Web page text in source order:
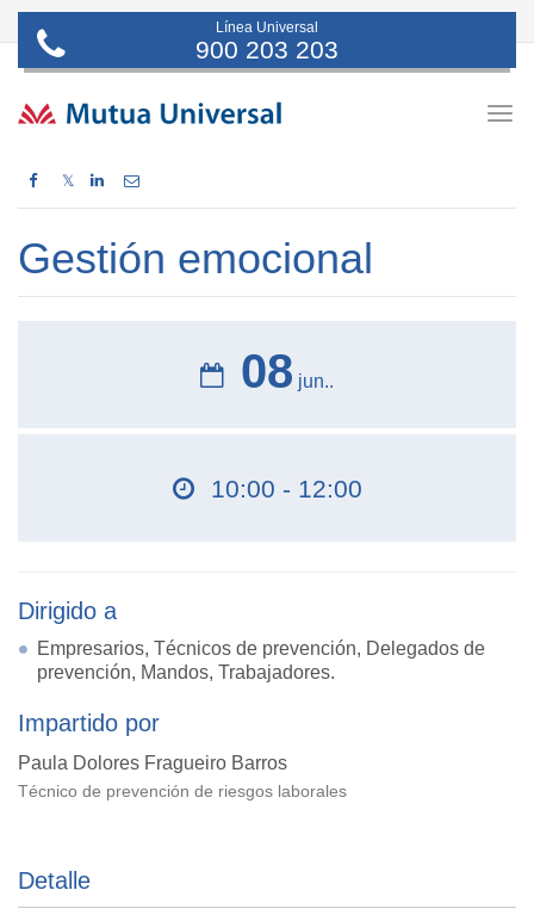
Línea Universal
900 203 203
𝕏
Gestión emocional
08 jun..
10:00 - 12:00
Dirigido a
Empresarios, Técnicos de prevención, Delegados de
prevención, Mandos, Trabajadores.
Impartido por
Paula Dolores Fragueiro Barros
Técnico de prevención de riesgos laborales
Detalle